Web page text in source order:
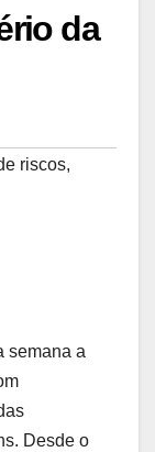
da
riscos,
semana a
Desde o